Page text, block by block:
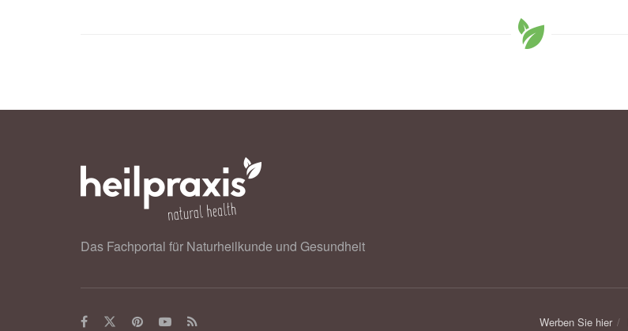
Das Fachportal für Naturheilkunde und Gesundheit
Werben Sie hier